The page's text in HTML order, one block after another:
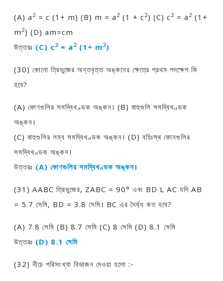
(A) a 2 = c (1+ m) (B) m = a 2 (1 + c2) (C) c2 = a 2 (1+
m 2) (D) am=cm
উত্তরঃ (C) c2 = a2 (1+ m2)
(30) কোনাে ত্রিভুজের অন্তবৃত্ত অঙ্কনের ক্ষেত্রে প্রথম পদক্ষেপ কি
হবে?
(A) কোণগুলির সমদ্বিখণ্ডক অঙ্কন। (B) বাহুগুলি সমদ্বিখণ্ডক
অঙ্কন।
(C) বাহুগুলির লম্ব সমদ্বিখণ্ডক অঙ্কন। (D) বহিঃস্থ কোনগুলির
সমদ্বিখণ্ডক অঙ্কন।
উত্তরঃ (A) কোণগুলির সমদ্বিখণ্ডক অঙ্কন।
(31) AABC ত্রিভুজের, ZABC = 90° এবং BD L AC যদি AB
= 5.7 সেমি, BD = 3.8 সেমি। BC এর দৈর্ঘ্য কত হবে?
(A) 7.8 সেমি (B) 8.7 সেমি (C) 8 সেমি (D) 8.1 সেমি
উত্তরঃ (D) 8.1 সেমি
(32) নীচে পরিসংখ্যা বিভাজন দেওয়া হলাে :-